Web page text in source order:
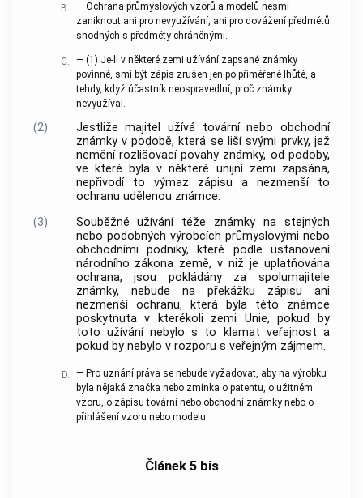
B.
— Ochrana průmyslových vzorů a modelů nesmí
zaniknout ani pro nevyužívání, ani pro dovážení předmětů
shodných s předměty chráněnými.
C. — (1) Je-li v některé zemi užívání zapsané známky
povinné, smí být zápis zrušen jen po přiměřené lhůtě, a
tehdy, když účastník neospravedlní, proč známky
nevyužíval.
(2)
Jestliže majitel užívá tovární nebo obchodní
známky v podobě, která se liší svými prvky, jež
nemění rozlišovací povahy známky, od podoby,
ve které byla v některé unijní zemi zapsána,
nepřivodí to výmaz zápisu a nezmenší to
ochranu udělenou známce.
(3)
Souběžné užívání téže známky na stejných
nebo podobných výrobcích průmyslovými nebo
obchodními podniky, které podle ustanovení
národního zákona země, v niž je uplatňována
ochrana, jsou pokládány za spolumajitele
známky, nebude na překážku zápisu ani
nezmenší ochranu, která byla této známce
poskytnuta v kterékoli zemi Unie, pokud by
toto užívání nebylo s to klamat veřejnost a
pokud by nebylo v rozporu s veřejným zájmem.
D.
— Pro uznání práva se nebude vyžadovat, aby na výrobku
byla nějaká značka nebo zmínka o patentu, o užitném
vzoru, o zápisu tovární nebo obchodní známky nebo o
přihlášení vzoru nebo modelu.
Článek 5 bis